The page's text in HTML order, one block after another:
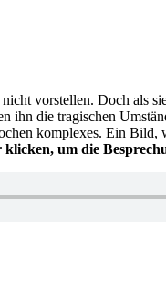
vorstellen. Doch als
die tragischen
komplexes. Ein
um die